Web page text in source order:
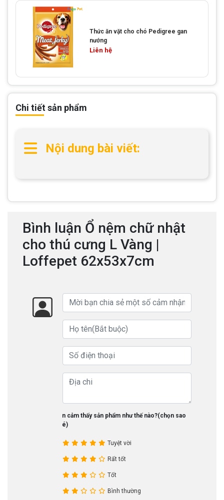
Chi tiết sản phẩm
Nội dung bài viết:
Bình luận Ổ nệm chữ nhật
cho thú cưng L Vàng |
Loffepet 62x53x7cm
Bạn cảm thấy sản phẩm như thế nào?(chọn sao
nhé)
Tuyệt vời
Rất tốt
Tốt
Bình thường
Thức ăn vặt cho chó Pedigree gan
nướng
Liên hệ